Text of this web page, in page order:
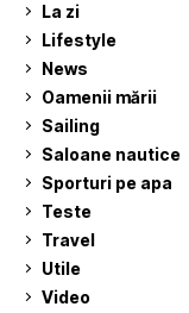
La zi
Lifestyle
News
Oamenii mării
Sailing
Saloane nautice
Sporturi pe apa
Teste
Travel
Utile
Video